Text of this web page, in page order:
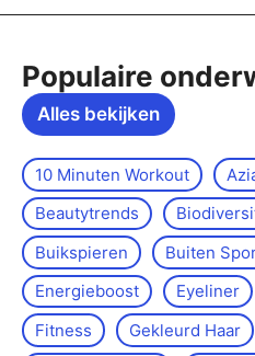
Populaire
Alles bekijken
10 Minuten Workout
Beautytrends
Buikspieren
Buiten
Energieboost
Eyeliner
Fitness
Gekleurd Haar